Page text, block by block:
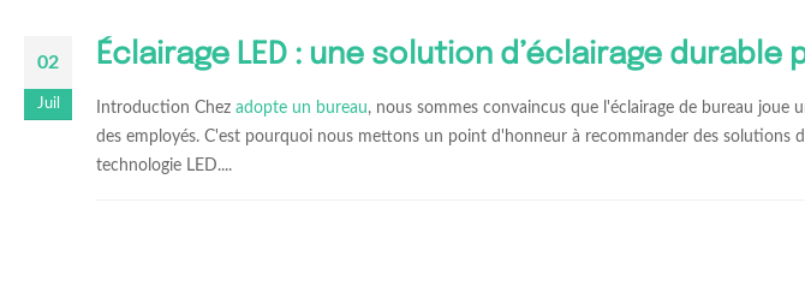
02
Juil
Éclairage LED : une solution d’éclairage durable
Introduction Chez adopte un bureau, nous sommes convaincus que l'éclairage de bureau
des employés. C'est pourquoi nous mettons un point d'honneur à recommander des solutions
technologie LED....